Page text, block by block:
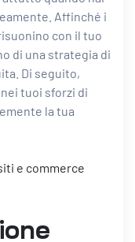
Affinché i
con il tuo
di una strategia di
Di seguito,
nei tuoi sforzi di
la tua
e commerce